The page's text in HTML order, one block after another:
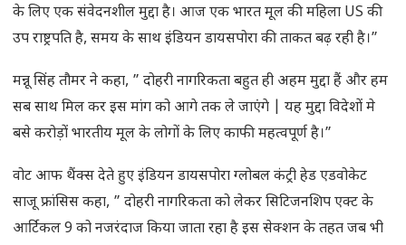
के लिए एक संवेदनशील मुद्दा है। आज एक भारत मूल की महिला US की
उप राष्ट्रपति है, समय के साथ इंडियन डायसपोरा की ताकत बढ़ रही है।”
मन्नू सिंह तौमर ने कहा, ” दोहरी नागरिकता बहुत ही अहम मुद्दा हैं और हम
सब साथ मिल कर इस मांग को आगे तक ले जाएंगे | यह मुद्दा विदेशों मे
बसे करोड़ों भारतीय मूल के लोगों के लिए काफी महत्वपूर्ण है।”
वोट आफ थैंक्स देते हुए इंडियन डायसपोरा ग्लोबल कंट्री हेड एडवोकेट
साजू फ्रांसिस कहा, ” दोहरी नागरिकता को लेकर सिटिजनशिप एक्ट के
आर्टिकल 9 को नजरंदाज किया जाता रहा है इस सेक्शन के तहत जब भी